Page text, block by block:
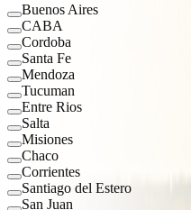
Buenos Aires
CABA
Cordoba
Santa Fe
Mendoza
Tucuman
Entre Rios
Salta
Misiones
Chaco
Corrientes
Santiago del Estero
San Juan